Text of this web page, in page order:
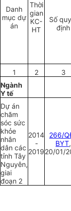
Danh
mục dự
án
Thời
gian
KC-
HT
Số
định
1 2 3
Ngành
Y tế
Dự án
chăm
sóc sức
khỏe
nhân
dân các
tỉnh Tây
Nguyên,
giai
đoạn 2
2014
-
2019
266/
BYT,
20/01/